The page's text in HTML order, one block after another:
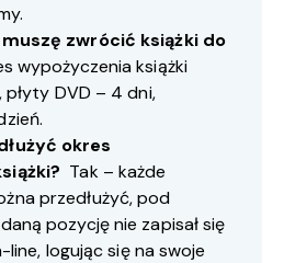
zwrócić książki do
wypożyczenia książki
płyty DVD – 4 dni,
okres
Tak – każde
przedłużyć, pod
pozycję nie zapisał się
logując się na swoje